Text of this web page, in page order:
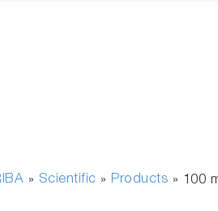
» Scientific » Products » 100